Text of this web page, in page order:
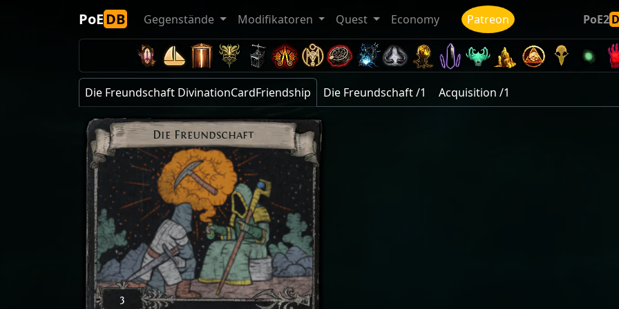
PoEDB Gegenstände Modifikatoren Quest Economy Patreon PoE2
Die Freundschaft DivinationCardFriendship Die Freundschaft /1 Acquisition /1
Die Freundschaft
3